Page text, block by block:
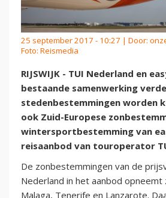
25 september 2017 - 10:27 | Door:
Foto: Reismedia
RIJSWIJK - TUI Nederland en
bestaande samenwerking
stedenbestemmingen worden
ook Zuid-Europese
wintersportbestemming van
reisaanbod van touroperator
De zonbestemmingen van de
Nederland in het aanbod opneemt
Malaga, Tenerife en Lanzarote.